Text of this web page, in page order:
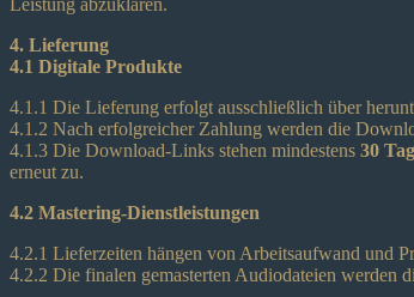
Leistung abzuklären.
4. Lieferung
4.1 Digitale Produkte
4.1.1 Die Lieferung erfolgt ausschließlich über
4.1.2 Nach erfolgreicher Zahlung werden die
4.1.3 Die Download-Links stehen mindestens 30
erneut zu.
4.2 Mastering-Dienstleistungen
4.2.1 Lieferzeiten hängen von Arbeitsaufwand und
4.2.2 Die finalen gemasterten Audiodateien werden